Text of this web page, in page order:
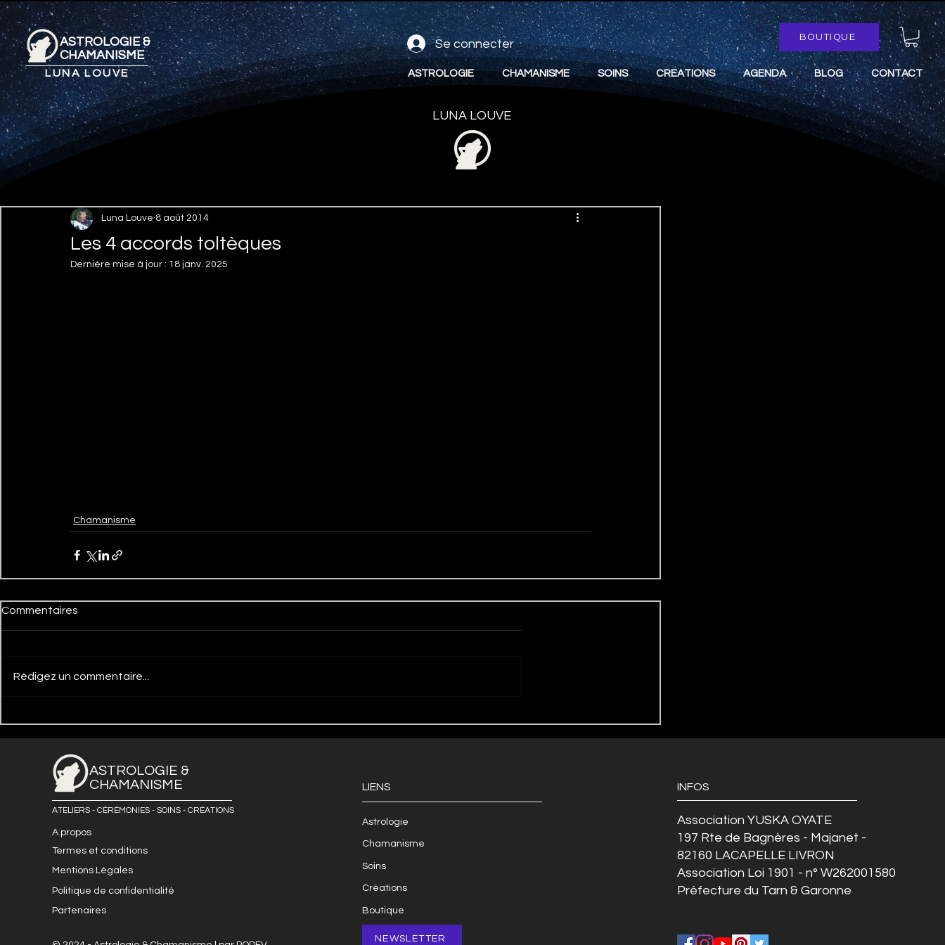
ASTROLOGIE &
CHAMANISME
LUNA LOUVE
Se connecter BOUTIQUE
ASTROLOGIE CHAMANISME SOINS CREATIONS AGENDA BLOG CONTACT
LUNA LOUVE
Les 4 accords toltèques
Luna Louve 8 août 2014
Dernière mise à jour : 18 janv. 2025
Chamanisme
Commentaires
Rédigez un commentaire...
ASTROLOGIE &
CHAMANISME
ATELIERS - CÉRÉMONIES - SOINS - CRÉATIONS
A propos
Termes et conditions
Mentions Légales
Politique de confidentialité
Partenaires
LIENS
Astrologie
Chamanisme
Soins
Créations
Boutique
NEWSLETTER
INFOS
Association YUSKA OYATE
197 Rte de Bagnères - Majanet -
82160 LACAPELLE LIVRON
Association Loi 1901 - n° W262001580
Préfecture du Tarn & Garonne